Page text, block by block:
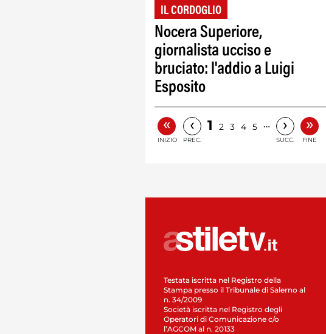
IL CORDOGLIO
Nocera Superiore,
giornalista ucciso e
bruciato: l'addio a Luigi
Esposito
«
INIZIO
‹
PREC.
1 2 3 4 5 … ›
SUCC.
»
FINE
Testata iscritta nel Registro della
Stampa presso il Tribunale di Salerno al
n. 34/2009
Società iscritta nel Registro degli
Operatori di Comunicazione c/o
l’AGCOM al n. 20133